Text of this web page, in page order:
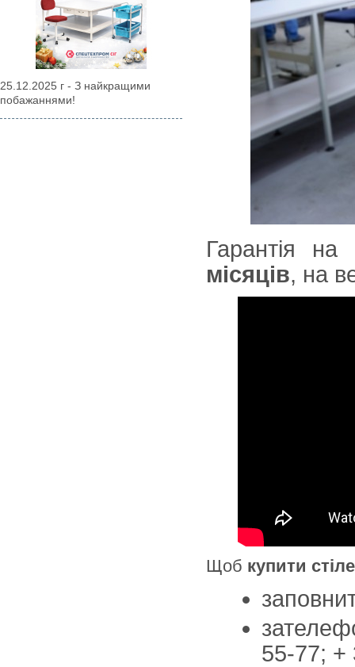
25.12.2025 г - З найкращими
побажаннями!
Гарантія
місяців, на
Щоб купити
55-77; +